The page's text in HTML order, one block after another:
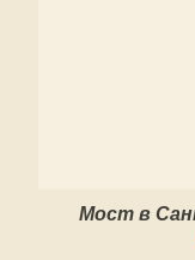
Мост в